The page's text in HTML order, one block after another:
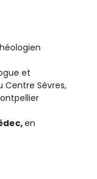
et
Centre Sèvres,
en